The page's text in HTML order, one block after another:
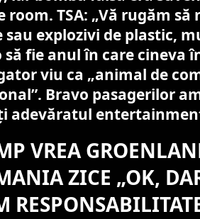
room. TSA: „Vă rugăm
sau explozivi de plastic,
să fie anul în care cineva
viu ca „animal de
Bravo pasagerilor
adevăratul
VREA
ZICE „OK,